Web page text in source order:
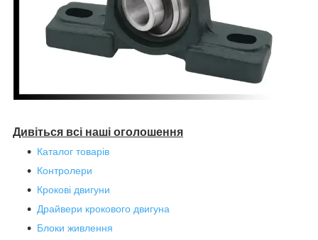
Дивіться всі наші оголошення
Каталог товарів
Контролери
Крокові двигуни
Драйвери крокового двигуна
Блоки живлення